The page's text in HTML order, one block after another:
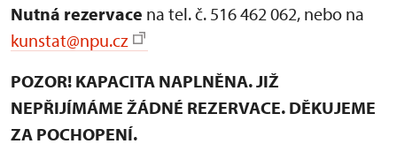
Nutná rezervace na tel. č. 516 462 062, nebo na
kunstat@npu.cz
POZOR! KAPACITA NAPLNĚNA. JIŽ
NEPŘIJÍMÁME ŽÁDNÉ REZERVACE. DĚKUJEME
ZA POCHOPENÍ.